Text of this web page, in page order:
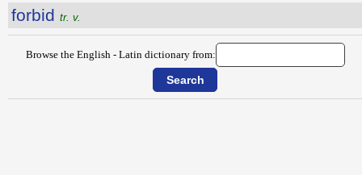
forbid tr. v.
Browse the English - Latin dictionary from: